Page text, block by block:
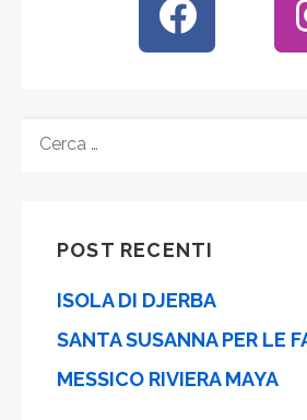
POST RECENTI
ISOLA DI DJERBA
SANTA SUSANNA PER LE
MESSICO RIVIERA MAYA